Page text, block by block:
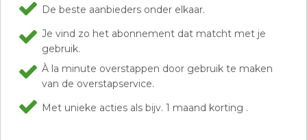
De beste aanbieders onder elkaar.
Je vind zo het abonnement dat matcht met je
gebruik.
À la minute overstappen door gebruik te maken
van de overstapservice.
Met unieke acties als bijv. 1 maand korting .